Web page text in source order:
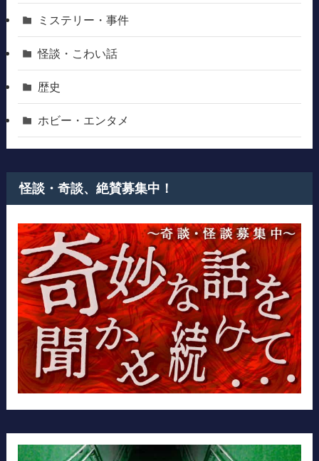
ミステリー・事件
怪談・こわい話
歴史
ホビー・エンタメ
怪談・奇談、絶賛募集中！